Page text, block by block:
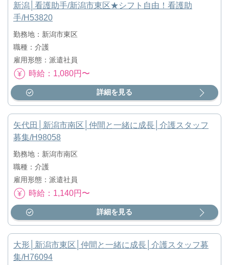
新潟│看護助手/新潟市東区★シフト自由！看護助
手/H53820
勤務地：新潟市東区
職種：介護
雇用形態：派遣社員
時給：1,080円〜
詳細を見る
矢代田│新潟市南区│仲間と一緒に成長│介護スタッフ
募集/H98058
勤務地：新潟市南区
職種：介護
雇用形態：派遣社員
時給：1,140円〜
詳細を見る
大形│新潟市東区│仲間と一緒に成長│介護スタッフ募
集/H76094